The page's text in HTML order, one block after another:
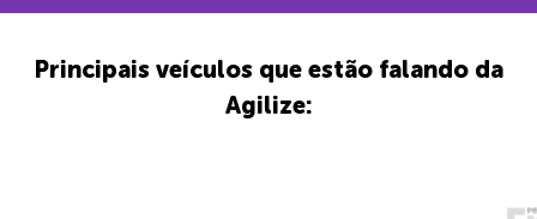
Principais veículos que estão falando da
Agilize: